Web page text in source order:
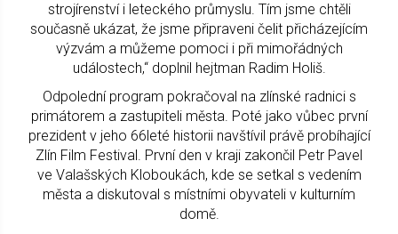
strojírenství i leteckého průmyslu. Tím jsme chtěli
současně ukázat, že jsme připraveni čelit přicházejícím
výzvám a můžeme pomoci i při mimořádných
událostech,“ doplnil hejtman Radim Holiš.
Odpolední program pokračoval na zlínské radnici s
primátorem a zastupiteli města. Poté jako vůbec první
prezident v jeho 66leté historii navštívil právě probíhající
Zlín Film Festival. První den v kraji zakončil Petr Pavel
ve Valašských Kloboukách, kde se setkal s vedením
města a diskutoval s místními obyvateli v kulturním
domě.